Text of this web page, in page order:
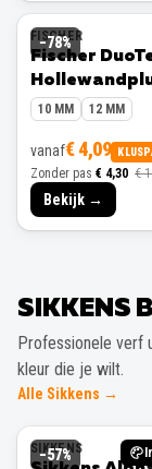
−78%
FISCHER
Fischer
mm 10 stuks
10 MM 12 MM
vanaf€ 4,09
Zonder pas € 4,30 €
Bekijk →
SIKKENS
Professionele verf
kleur die je wilt.
Alle Sikkens →
−57%
SIKKENS